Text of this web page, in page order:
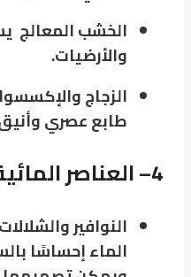
الخشب المعالج
والأرضيات.
الزجاج
طابع عصري
4– العناصر
النوافير
الماء إحساسًا